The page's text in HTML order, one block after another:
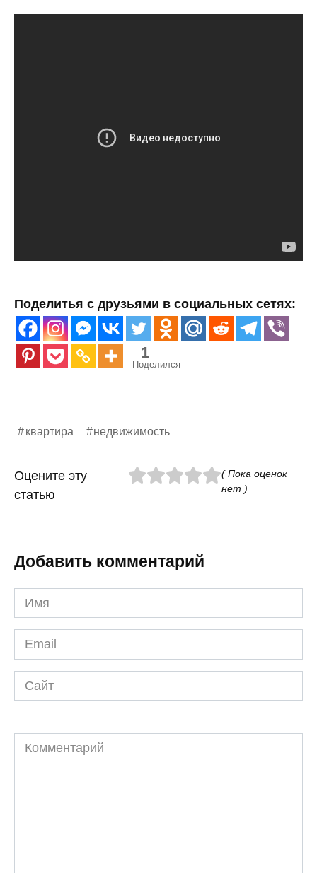
Поделитья с друзьями в социальных сетях:
1
Поделился
квартира недвижимость
Оцените эту
статью
( Пока оценок
нет )
Добавить комментарий
Имя
*
Email
*
Сайт
Комментарий